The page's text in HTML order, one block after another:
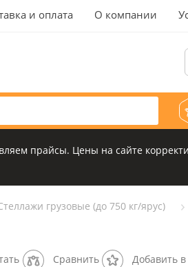
и оплата О компании
прайсы. Цены на сайте
грузовые (до 750 кг/ярус)
Сравнить Добавить